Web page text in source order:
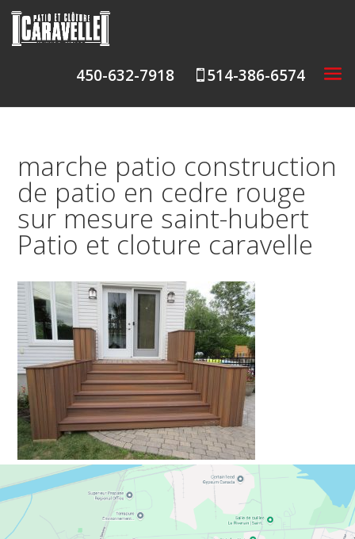
450-632-7918  514-386-6574
marche patio construction
de patio en cedre rouge
sur mesure saint-hubert
Patio et cloture caravelle